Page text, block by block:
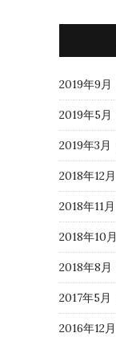
2019年9月
2019年5月
2019年3月
2018年12月
2018年11月
2018年10月
2018年8月
2017年5月
2016年12月